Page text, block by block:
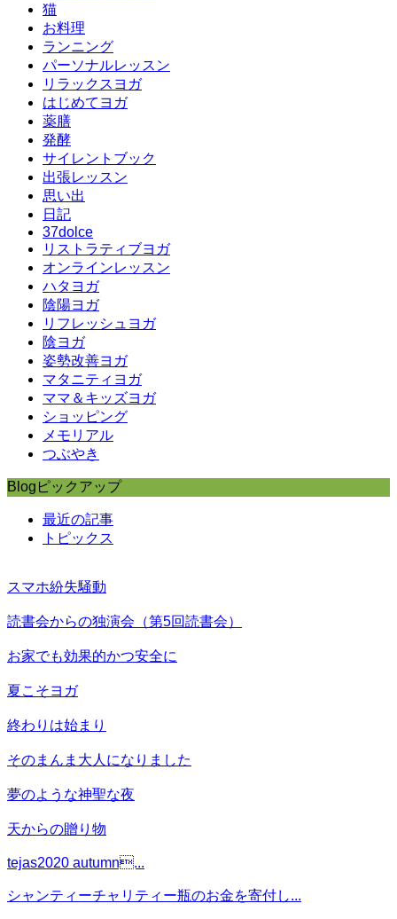
猫
お料理
ランニング
パーソナルレッスン
リラックスヨガ
はじめてヨガ
薬膳
発酵
サイレントブック
出張レッスン
思い出
日記
37dolce
リストラティブヨガ
オンラインレッスン
ハタヨガ
陰陽ヨガ
リフレッシュヨガ
陰ヨガ
姿勢改善ヨガ
マタニティヨガ
ママ＆キッズヨガ
ショッピング
メモリアル
つぶやき
Blogピックアップ
最近の記事
トピックス
スマホ紛失騒動
読書会からの独演会（第5回読書会）
お家でも効果的かつ安全に
夏こそヨガ
終わりは始まり
そのまんま大人になりました
夢のような神聖な夜
天からの贈り物
tejas2020 autumn...
シャンティーチャリティー瓶のお金を寄付し...